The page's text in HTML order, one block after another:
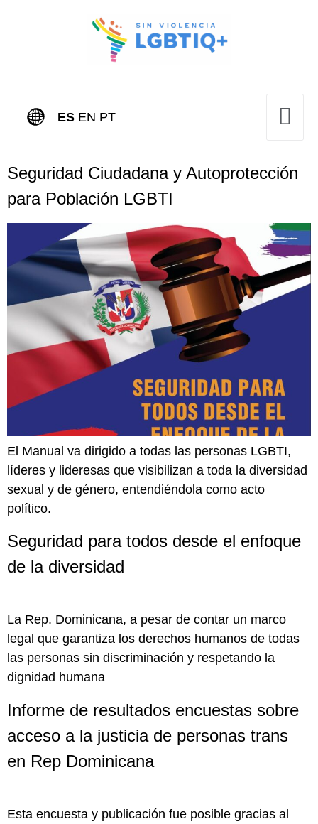
ES EN PT
Seguridad Ciudadana y Autoprotección
para Población LGBTI
El Manual va dirigido a todas las personas LGBTI,
líderes y lideresas que visibilizan a toda la diversidad
sexual y de género, entendiéndola como acto
político.
Seguridad para todos desde el enfoque
de la diversidad
La Rep. Dominicana, a pesar de contar un marco
legal que garantiza los derechos humanos de todas
las personas sin discriminación y respetando la
dignidad humana
Informe de resultados encuestas sobre
acceso a la justicia de personas trans
en Rep Dominicana
Esta encuesta y publicación fue posible gracias al